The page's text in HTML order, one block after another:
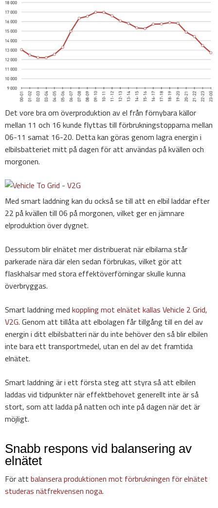
Det vore bra om överproduktion av el från förnybara källor
mellan 11 och 16 kunde flyttas till förbrukningstopparna mellan
06-11 samat 16-20. Detta kan göras genom lagra energin i
elbilsbatteriet mitt på dagen för att användas på kvällen och
morgonen.
Med smart laddning kan du också se till att en elbil laddar efter
22 på kvällen till 06 på morgonen, vilket ger en jämnare
elproduktion över dygnet.
Dessutom blir elnätet mer distribuerat när elbilarna står
parkerade nära där elen sedan förbrukas, vilket gör att
flaskhalsar med stora effektöverförningar skulle kunna
överbryggas.
Smart laddning med koppling mot elnätet kallas Vehicle 2 Grid,
V2G. Genom att tillåta att elbolagen får tillgång till en del av
energin i ditt elbilsbatteri när du inte behöver den så blir elbilen
inte bara ett transportmedel, utan en del av det framtida
elnätet.
Smart laddning är i ett första steg att styra så att elbilen
laddas vid tidpunkter när effektbehovet generellt inte är så
stort, som att ladda på natten och inte på dagen när det är
möjligt.
Snabb respons vid balansering av
elnätet
För att balansera produktionen mot förbrukningen för elnätet
studeras nätfrekvensen noga.